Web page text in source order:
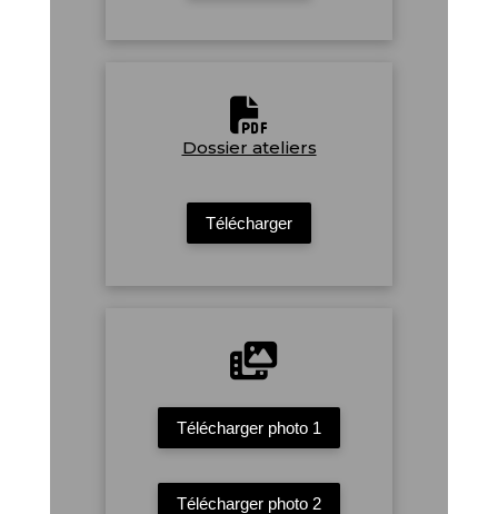
Dossier ateliers
Télécharger
Télécharger photo 1
Télécharger photo 2